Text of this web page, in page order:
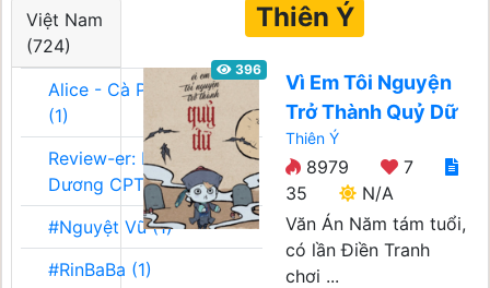
Việt Nam
(724)
Alice - Cà Phê Team
(1)
Review-er: Dương
Dương CPT (1)
#Nguyệt Vũ (1)
#RinBaBa (1)
Thiên Ý
396
Vì Em Tôi Nguyện
Trở Thành Quỷ Dữ
Thiên Ý
8979
7
35
N/A
Văn Án Năm tám tuổi,
có lần Điền Tranh
chơi ...